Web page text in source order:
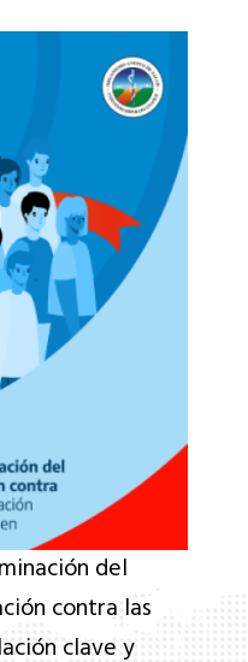
del
contra las
clave y